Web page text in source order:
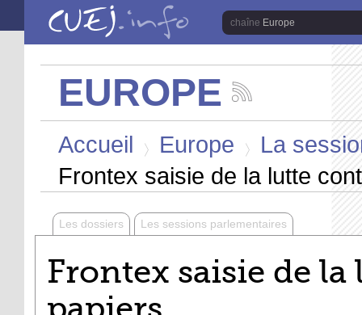
Aller au contenu principal
Europe
EUROPE
les
de
la
Europe
Accueil Europe
La
Frontex saisie de la lutte
Les dossiers Les sessions parlementaires
Frontex saisie de